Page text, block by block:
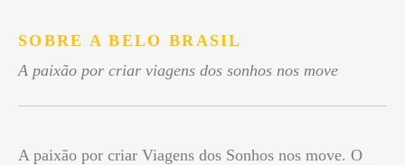
SOBRE A BELO BRASIL
A paixão por criar viagens dos sonhos nos move
A paixão por criar Viagens dos Sonhos nos move. O